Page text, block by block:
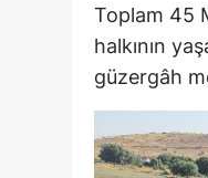
Toplam 45
halkının
güzergâh